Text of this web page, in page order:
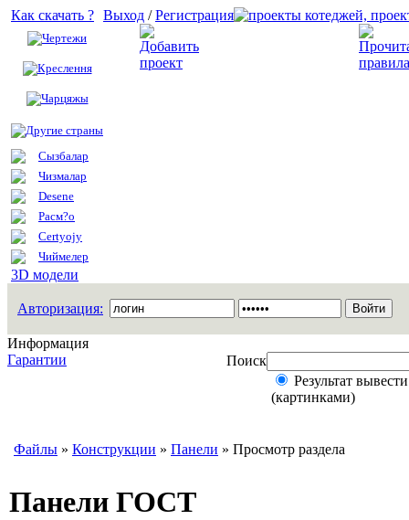
Как скачать ?
Чертежи
Креслення
Чарцяжы
Другие страны
Сызбалар
Чизмалар
Desene
Расм?о
Certyojy
Чиймелер
3D модели
Выход /Регистрация
Авторизация:
Информация
Гарантии
Поиск
Результат
(картинками)
Файлы » Конструкции » Панели » Просмотр раздела
Панели ГОСТ